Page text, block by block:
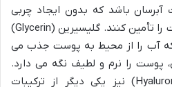
آبرسان باشد که بدون ایجاد چربی
اضافه، رطوبت مورد نیاز پوست را تأمین کنند. گلیسیرین (Glycerin)
آب را از محیط به پوست جذب می
پوست را نرم و لطیف نگه می دارد.
هیالورونیک اسید (Hyaluronic Acid) نیز یکی دیگر از ترکیبات